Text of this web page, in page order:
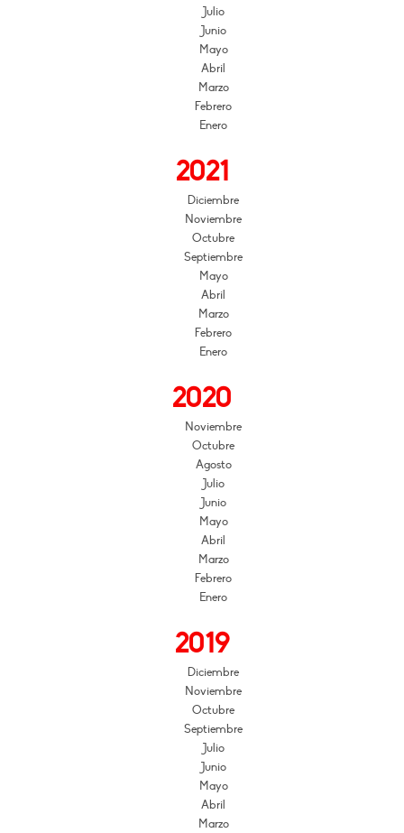
Julio
Junio
Mayo
Abril
Marzo
Febrero
Enero
2021
Diciembre
Noviembre
Octubre
Septiembre
Mayo
Abril
Marzo
Febrero
Enero
2020
Noviembre
Octubre
Agosto
Julio
Junio
Mayo
Abril
Marzo
Febrero
Enero
2019
Diciembre
Noviembre
Octubre
Septiembre
Julio
Junio
Mayo
Abril
Marzo